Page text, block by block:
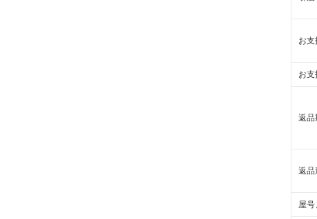
お
お支
返品
返品
屋号